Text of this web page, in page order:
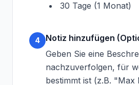
30 Tage (1 Monat)
4
Notiz hinzufügen
Geben Sie eine
nachzuverfolgen, für
bestimmt ist (z.B. "Max